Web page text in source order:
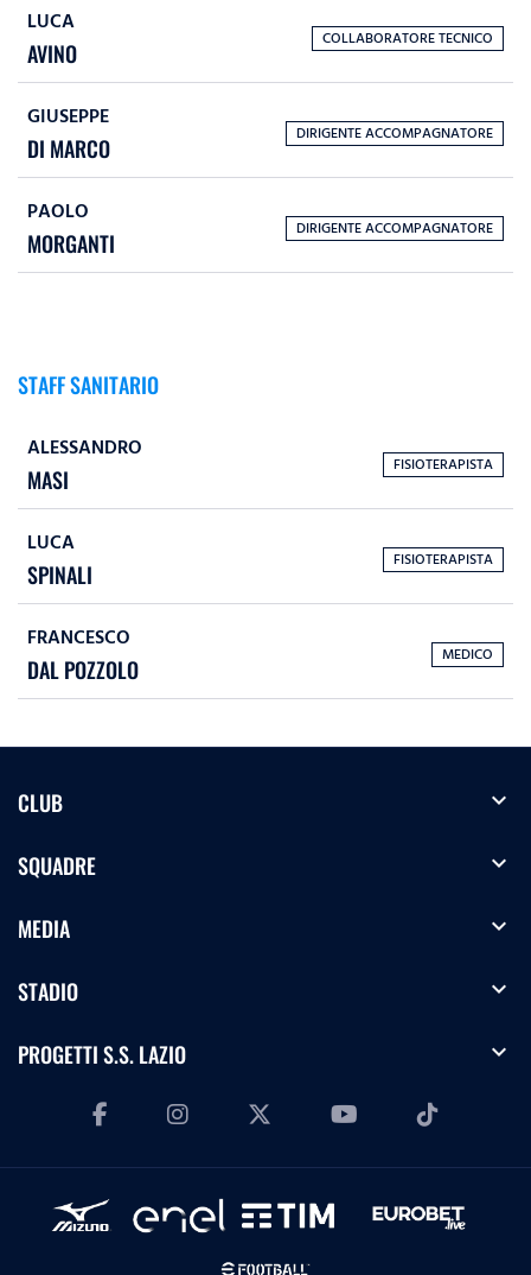
LUCA
AVINO
COLLABORATORE TECNICO
GIUSEPPE
DI MARCO
DIRIGENTE ACCOMPAGNATORE
PAOLO
MORGANTI
DIRIGENTE ACCOMPAGNATORE
STAFF SANITARIO
ALESSANDRO
MASI
FISIOTERAPISTA
LUCA
SPINALI
FISIOTERAPISTA
FRANCESCO
DAL POZZOLO
MEDICO
CLUB expand_more
SQUADRE expand_more
MEDIA expand_more
STADIO expand_more
PROGETTI S.S. LAZIO expand_more